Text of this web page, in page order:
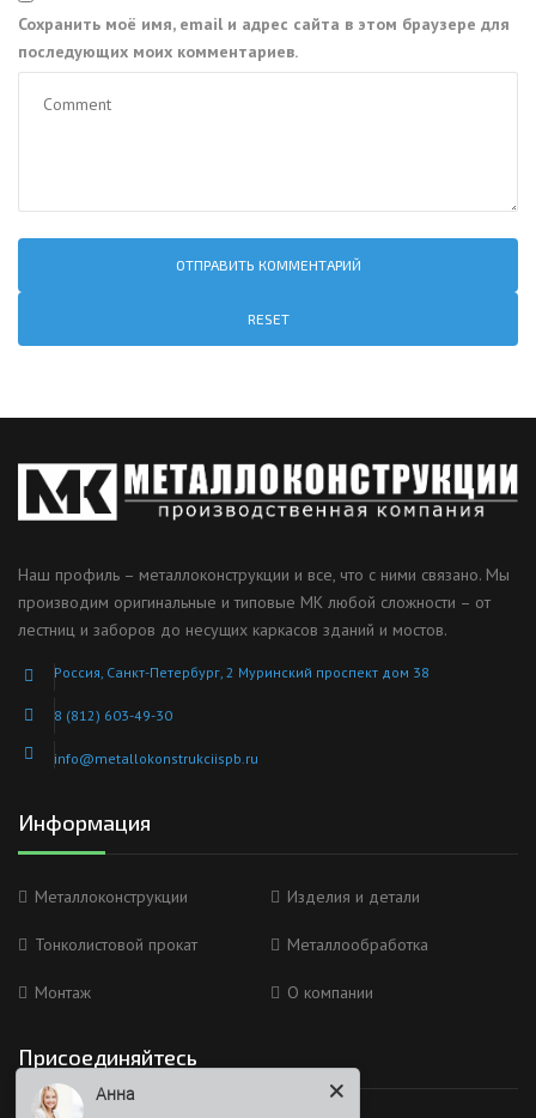
Сохранить моё имя, email и адрес сайта в этом браузере для
последующих моих комментариев.
RESET
Наш профиль – металлоконструкции и все, что с ними связано. Мы
производим оригинальные и типовые МК любой сложности – от
лестниц и заборов до несущих каркасов зданий и мостов.
Россия, Санкт-Петербург, 2 Муринский проспект дом 38
8 (812) 603-49-30
info@metallokonstrukciispb.ru
Информация
Металлоконструкции Изделия и детали
Тонколистовой прокат Металлообработка
Монтаж О компании
Присоединяйтесь
Анна